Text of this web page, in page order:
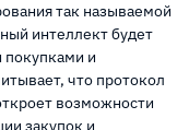
так называемой
интеллект будет
и
что протокол
возможности
закупок и